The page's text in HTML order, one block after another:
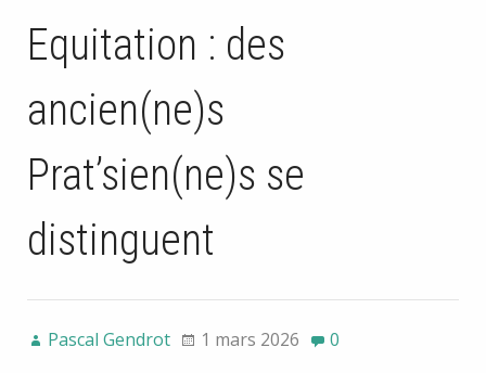
Equitation : des
ancien(ne)s
Prat’sien(ne)s se
distinguent
Pascal Gendrot 1 mars 2026 0